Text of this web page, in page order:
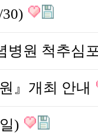
』개최 안내
)